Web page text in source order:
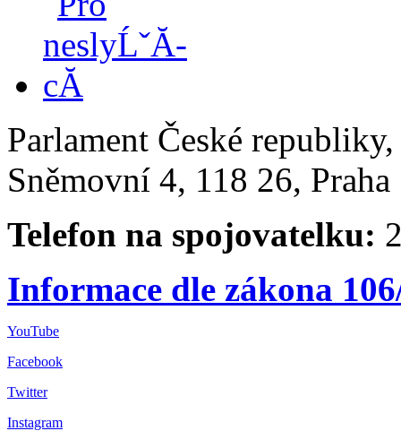
Parlament České
Sněmovní 4, 118 26,
Telefon na spojovatelku:
Informace dle zákona
YouTube
Facebook
Twitter
Instagram